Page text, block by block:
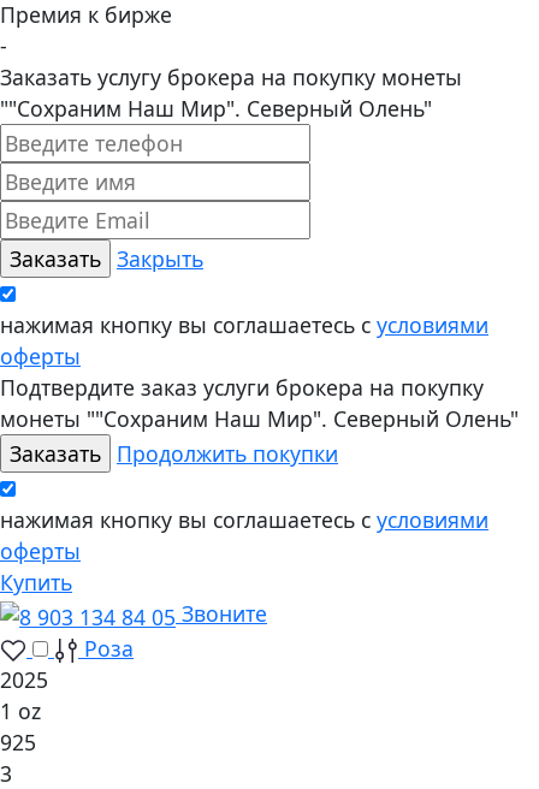
Премия к бирже
-
Заказать услугу брокера на покупку монеты
""Сохраним Наш Мир". Северный Олень"
Закрыть
нажимая кнопку вы соглашаетесь с условиями
оферты
Подтвердите заказ услуги брокера на покупку
монеты ""Сохраним Наш Мир". Северный Олень"
Продолжить покупки
нажимая кнопку вы соглашаетесь с условиями
оферты
Купить
Звоните
Роза
2025
1 oz
925
3